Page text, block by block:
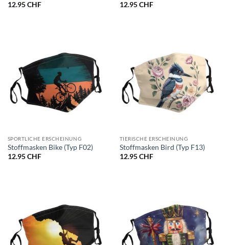
12.95CHF
12.95CHF
SPORTLICHE ERSCHEINUNG
Stoffmasken Bike (Typ F02)
12.95CHF
TIERISCHE ERSCHEINUNG
Stoffmasken Bird (Typ F13)
12.95CHF